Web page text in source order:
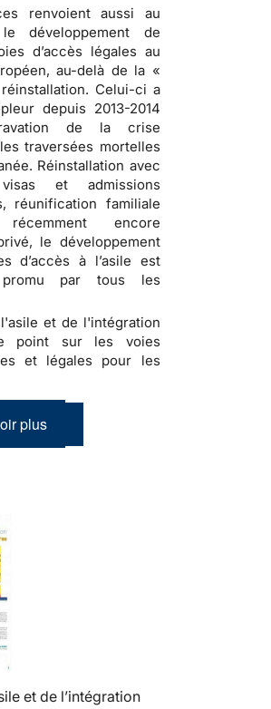
renvoient aussi au
développement de
d’accès légales au
au-delà de la «
Celui-ci a
depuis 2013-2014
de la crise
traversées mortelles
Réinstallation avec
et admissions
réunification familiale
encore
le développement
d’accès à l’asile est
promu par tous les
et de l'intégration
point sur les voies
et légales pour les
plus
et de l’intégration